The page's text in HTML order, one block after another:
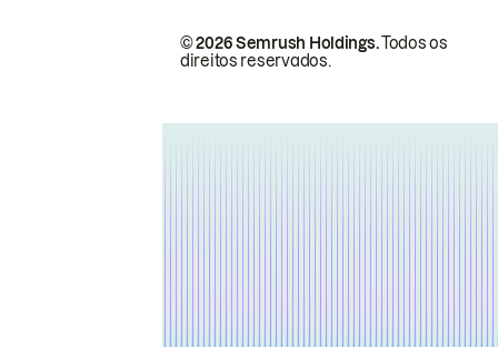
© 2026 Semrush Holdings.Todos os
direitos reservados.